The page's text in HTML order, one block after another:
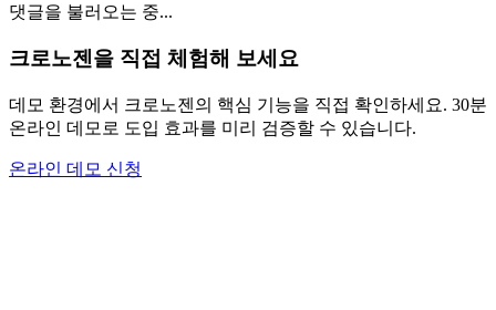
댓글을 불러오는 중...
크로노젠을 직접 체험해 보세요
데모 환경에서 크로노젠의 핵심 기능을 직접 확인하세요. 30분
온라인 데모로 도입 효과를 미리 검증할 수 있습니다.
온라인 데모 신청